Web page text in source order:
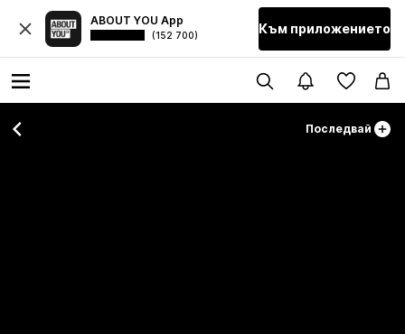
ABOUT YOU App
(152 700) Към приложението
Последвай